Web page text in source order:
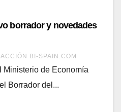
borrador y novedades
BI-SPAIN.COM
Ministerio de Economía
Borrador del...